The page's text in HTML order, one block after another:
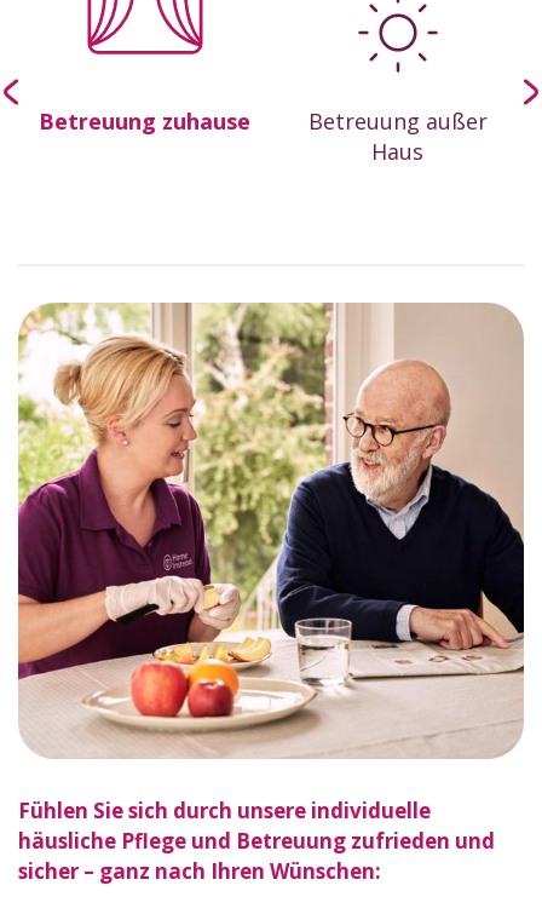
Betreuung zuhause
Betreuung außer
Haus
Fühlen Sie sich durch unsere individuelle
häusliche Pflege und Betreuung zufrieden und
sicher – ganz nach Ihren Wünschen: